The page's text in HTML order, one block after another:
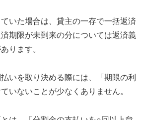
いた場合は、貸主の一存で一括返済
期限が未到来の分については返済義
ります。
いを取り決める際には、「期限の利
いないことが少なくありません。